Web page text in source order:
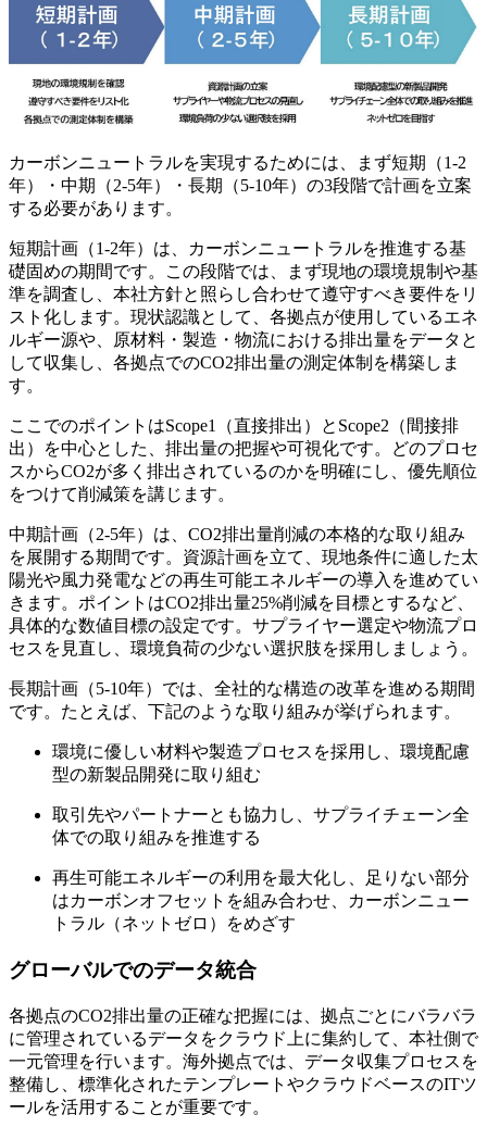
カーボンニュートラルを実現するためには、まず短期（1-2
年）・中期（2-5年）・長期（5-10年）の3段階で計画を立案
する必要があります。
短期計画（1-2年）は、カーボンニュートラルを推進する基
礎固めの期間です。この段階では、まず現地の環境規制や基
準を調査し、本社方針と照らし合わせて遵守すべき要件をリ
スト化します。現状認識として、各拠点が使用しているエネ
ルギー源や、原材料・製造・物流における排出量をデータと
して収集し、各拠点でのCO2排出量の測定体制を構築しま
す。
ここでのポイントはScope1（直接排出）とScope2（間接排
出）を中心とした、排出量の把握や可視化です。どのプロセ
スからCO2が多く排出されているのかを明確にし、優先順位
をつけて削減策を講じます。
中期計画（2-5年）は、CO2排出量削減の本格的な取り組み
を展開する期間です。資源計画を立て、現地条件に適した太
陽光や風力発電などの再生可能エネルギーの導入を進めてい
きます。ポイントはCO2排出量25%削減を目標とするなど、
具体的な数値目標の設定です。サプライヤー選定や物流プロ
セスを見直し、環境負荷の少ない選択肢を採用しましょう。
長期計画（5-10年）では、全社的な構造の改革を進める期間
です。たとえば、下記のような取り組みが挙げられます。
環境に優しい材料や製造プロセスを採用し、環境配慮
型の新製品開発に取り組む
取引先やパートナーとも協力し、サプライチェーン全
体での取り組みを推進する
再生可能エネルギーの利用を最大化し、足りない部分
はカーボンオフセットを組み合わせ、カーボンニュー
トラル（ネットゼロ）をめざす
グローバルでのデータ統合
各拠点のCO2排出量の正確な把握には、拠点ごとにバラバラ
に管理されているデータをクラウド上に集約して、本社側で
一元管理を行います。海外拠点では、データ収集プロセスを
整備し、標準化されたテンプレートやクラウドベースのITツ
ールを活用することが重要です。